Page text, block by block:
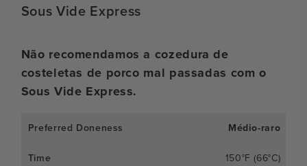
Sous Vide Express
Não recomendamos a cozedura de
costeletas de porco mal passadas com o
Sous Vide Express.
Médio-raro
150°F (66°C)